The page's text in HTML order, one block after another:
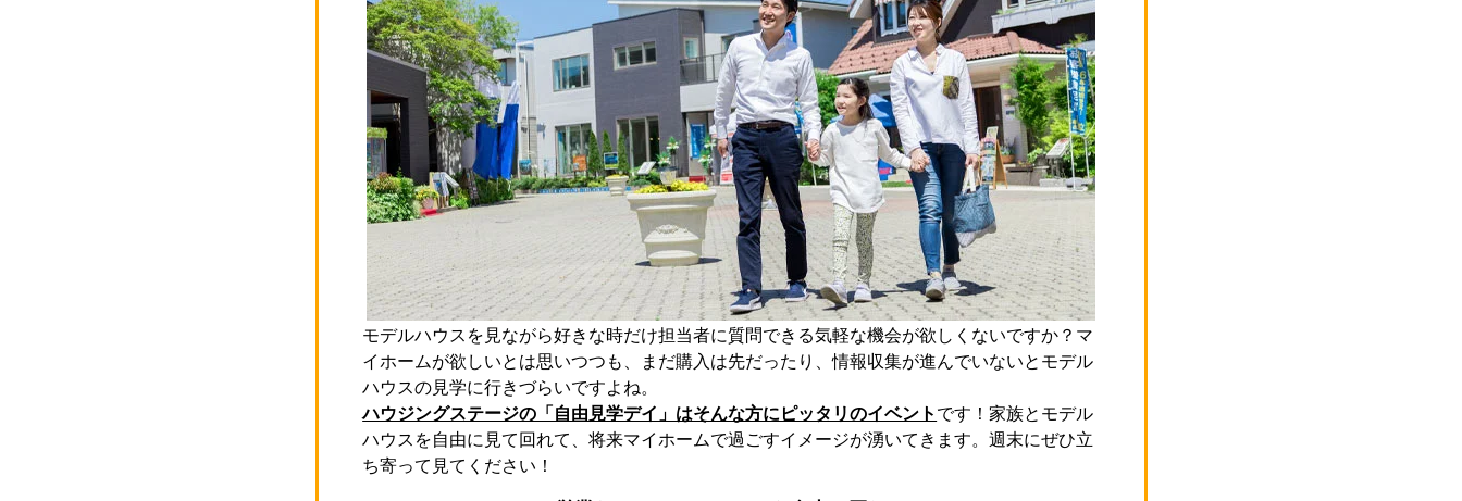
モデルハウスを見ながら好きな時だけ担当者に質問できる気軽な機会が欲しくないですか？マ
イホームが欲しいとは思いつつも、まだ購入は先だったり、情報収集が進んでいないとモデル
ハウスの見学に行きづらいですよね。
ハウジングステージの「自由見学デイ」はそんな方にピッタリのイベント です！家族とモデル
ハウスを自由に見て回れて、将来マイホームで過ごすイメージが湧いてきます。週末にぜひ立
ち寄って見てください！